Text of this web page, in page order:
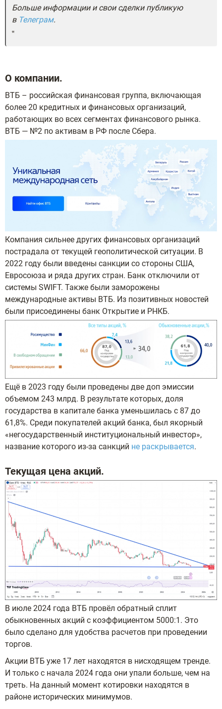
Больше информации и свои сделки публикую
в Телеграм.
О компании.
ВТБ – российская финансовая группа, включающая
более 20 кредитных и финансовых организаций,
работающих во всех сегментах финансового рынка.
ВТБ — №2 по активам в РФ после Сбера.
Компания сильнее других финансовых организаций
пострадала от текущей геополитической ситуации. В
2022 году были введены санкции со стороны США,
Евросоюза и ряда других стран. Банк отключили от
системы SWIFT. Также были заморожены
международные активы ВТБ. Из позитивных новостей
были присоединены банк Открытие и РНКБ.
Ещё в 2023 году были проведены две доп эмиссии
объемом 243 млрд. В результате которых, доля
государства в капитале банка уменьшилась с 87 до
61,8%. Среди покупателей акций банка, был якорный
«негосударственный институциональный инвестор»,
название которого из-за санкций не раскрывается.
Текущая цена акций.
В июле 2024 года ВТБ провёл обратный сплит
обыкновенных акций с коэффициентом 5000:1. Это
было сделано для удобства расчетов при проведении
торгов.
Акции ВТБ уже 17 лет находятся в нисходящем тренде.
И только с начала 2024 года они упали больше, чем на
треть. На данный момент котировки находятся в
районе исторических минимумов.